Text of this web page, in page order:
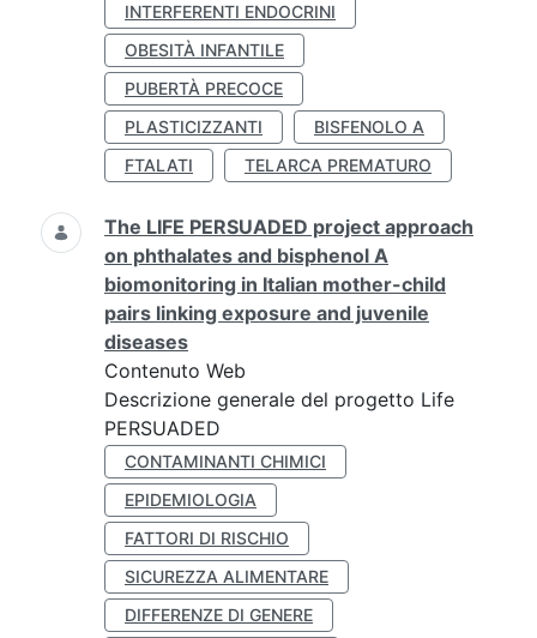
INTERFERENTI ENDOCRINI
OBESITÀ INFANTILE
PUBERTÀ PRECOCE
PLASTICIZZANTI
BISFENOLO A
FTALATI
TELARCA PREMATURO
The LIFE PERSUADED project approach
on phthalates and bisphenol A
biomonitoring in Italian mother-child
pairs linking exposure and juvenile
diseases
Contenuto Web
Descrizione generale del progetto Life
PERSUADED
CONTAMINANTI CHIMICI
EPIDEMIOLOGIA
FATTORI DI RISCHIO
SICUREZZA ALIMENTARE
DIFFERENZE DI GENERE